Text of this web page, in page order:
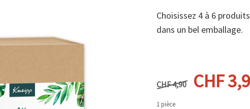
sur
la
même
page.
Choisissez 4 à 6
dans un bel emballage.
Prix précédent
CHF 4,90
Prix
CHF
1 pièce